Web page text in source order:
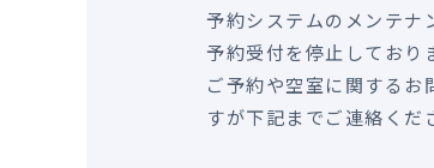
予約システムのメンテナ
予約受付を停止しており
ご予約や空室に関するお
すが下記までご連絡くだ